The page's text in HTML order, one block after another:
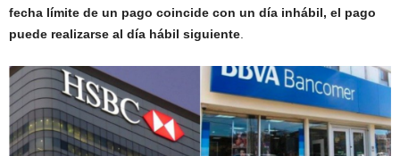
fecha límite de un pago coincide con un día inhábil, el pago
puede realizarse al día hábil siguiente.